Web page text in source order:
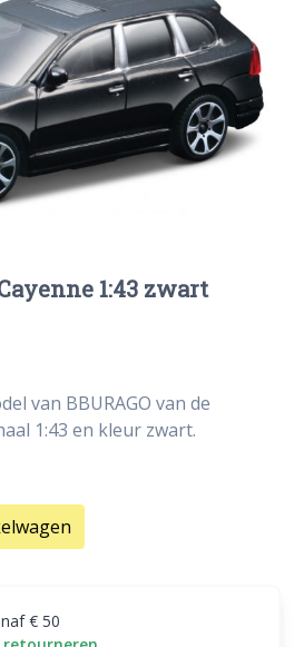
1:43 zwart
van BBURAGO van de
1:43 en kleur zwart.
€ 50